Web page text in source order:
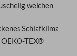
weichen
Schlafklima
OEKO-TEX®